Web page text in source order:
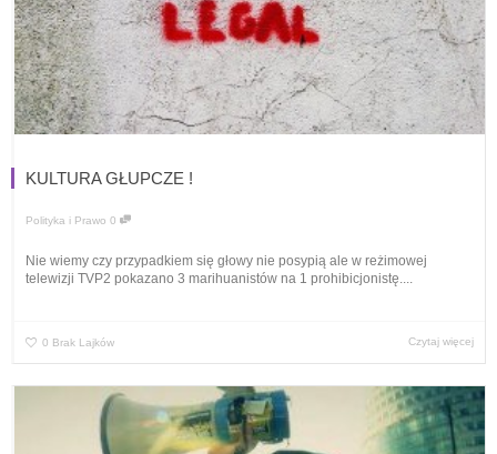
KULTURA GŁUPCZE !
Polityka i Prawo 0
Nie wiemy czy przypadkiem się głowy nie posypią ale w reżimowej
telewizji TVP2 pokazano 3 marihuanistów na 1 prohibicjonistę....
0 Brak Lajków Czytaj więcej